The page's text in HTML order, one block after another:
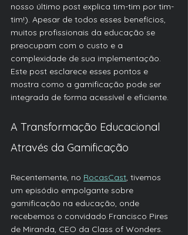
nosso último post explica tim-tim por tim-
tim!). Apesar de todos esses benefícios,
muitos profissionais da educação se
preocupam com o custo e a
complexidade de sua implementação.
Este post esclarece esses pontos e
mostra como a gamificação pode ser
integrada de forma acessível e eficiente.
A Transformação Educacional
Através da Gamificação
Recentemente, no RocasCast, tivemos
um episódio empolgante sobre
gamificação na educação, onde
recebemos o convidado Francisco Pires
de Miranda, CEO da Class of Wonders.